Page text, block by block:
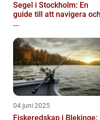
Segel i Stockholm: En
guide till att navigera och
...
04 juni 2025
Fiskeredskap i Blekinge: